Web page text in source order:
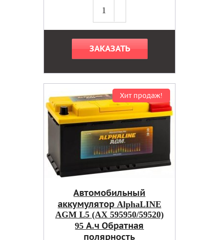
ЗАКАЗАТЬ
Хит продаж!
Автомобильный
аккумулятор AlphaLINE
AGM L5 (AX 595950/59520)
95 А.ч Обратная
полярность